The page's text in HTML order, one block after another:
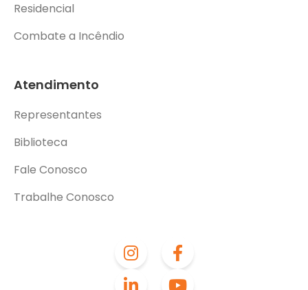
Residencial
Combate a Incêndio
Atendimento
Representantes
Biblioteca
Fale Conosco
Trabalhe Conosco